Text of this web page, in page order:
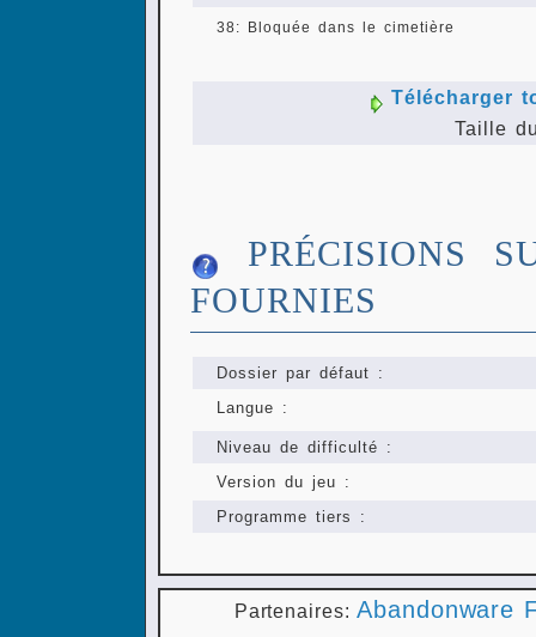
38: Bloquée dans le cimetière
Télécharger
Taille
PRÉCISIONS
FOURNIES
Dossier par défaut :
Langue :
Niveau de difficulté :
Version du jeu :
Programme tiers :
Partenaires:Abandonware